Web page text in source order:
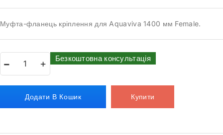
Муфта-фланець кріплення для Aquaviva 1400 мм Female.
Додати В Кошик Купити
Безкоштовна консультація